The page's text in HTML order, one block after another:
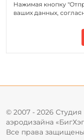
Нажимая кнопку
ваших данных,
© 2007 - 2026 Студия
аэродизайна
Все права